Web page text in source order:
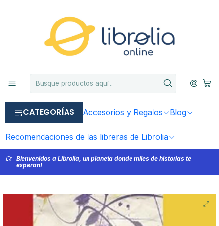
CATEGORÍAS Accesorios y Regalos Blog
Recomendaciones de las libreras de Librolia
Bienvenidos a Librolia, un planeta donde miles de historias te
esperan!